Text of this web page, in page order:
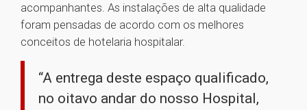
acompanhantes. As instalações de alta qualidade
foram pensadas de acordo com os melhores
conceitos de hotelaria hospitalar.
“A entrega deste espaço qualificado,
no oitavo andar do nosso Hospital,